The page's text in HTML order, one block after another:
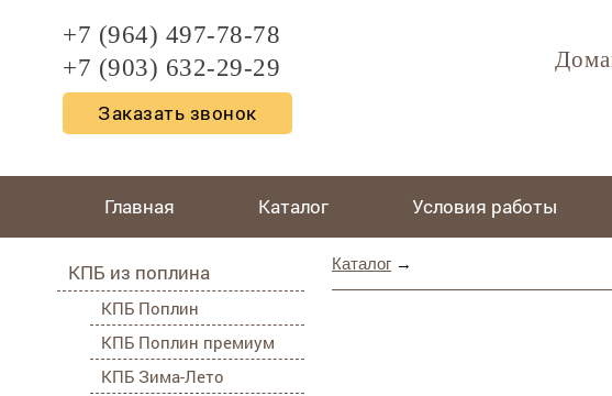
+7 (964) 497-78-78
+7 (903) 632-29-29
Заказать звонок
Главная Каталог Условия работы
КПБ из поплина
КПБ Поплин
КПБ Поплин премиум
КПБ Зима-Лето
Каталог →